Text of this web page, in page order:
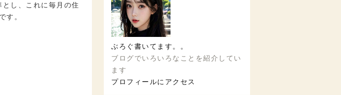
し、これに毎月の住
す。
ぶろぐ書いてます。。
ブログでいろいろなことを紹介してい
ます
プロフィールにアクセス